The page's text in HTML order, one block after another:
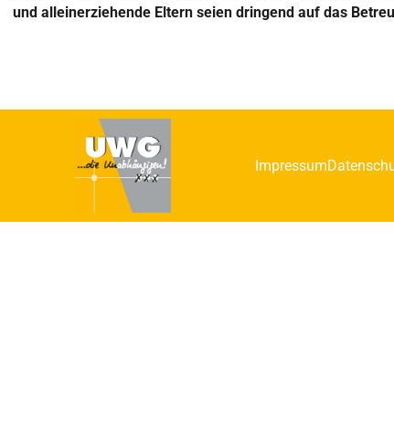
und alleinerziehende Eltern seien dringend auf das
Impressum